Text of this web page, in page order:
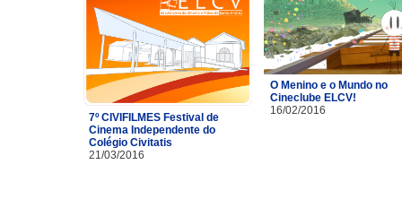
7º CIVIFILMES Festival de
Cinema Independente do
Colégio Civitatis
21/03/2016
O Menino e o Mundo no
Cineclube ELCV!
16/02/2016